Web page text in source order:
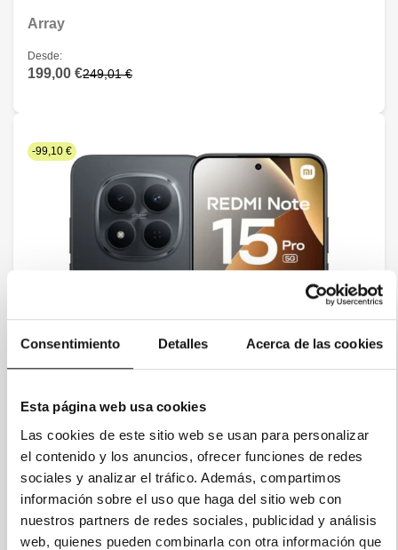
Consentimiento Detalles Acerca de las cookies
Esta página web usa cookies
Las cookies de este sitio web se usan para personalizar
el contenido y los anuncios, ofrecer funciones de redes
sociales y analizar el tráfico. Además, compartimos
información sobre el uso que haga del sitio web con
nuestros partners de redes sociales, publicidad y análisis
web, quienes pueden combinarla con otra información que
Array
Desde:
199,00 €249,01 €
-99,10 €
Xiaomi Redmi Note 15 Pro 5G 8GB/256GB